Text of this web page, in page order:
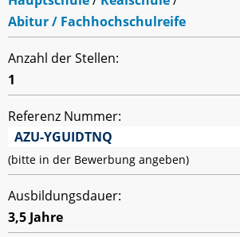
Abitur / Fachhochschulreife
Anzahl der Stellen:
1
Referenz Nummer:
AZU-YGUIDTNQ
(bitte in der Bewerbung angeben)
Ausbildungsdauer:
3,5 Jahre